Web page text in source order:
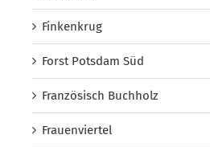
Finkenkrug
Forst Potsdam Süd
Französisch Buchholz
Frauenviertel